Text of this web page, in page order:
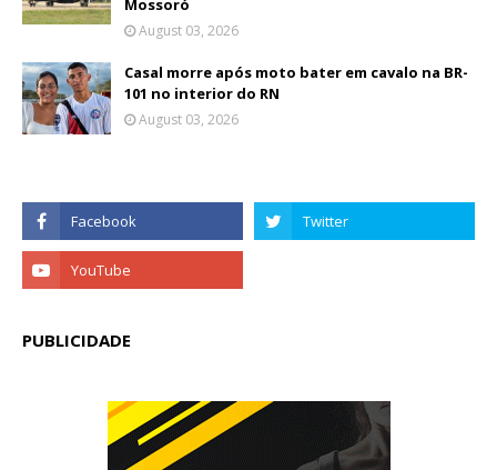
Mossoró
August 03, 2026
Casal morre após moto bater em cavalo na BR-
101 no interior do RN
August 03, 2026
PUBLICIDADE